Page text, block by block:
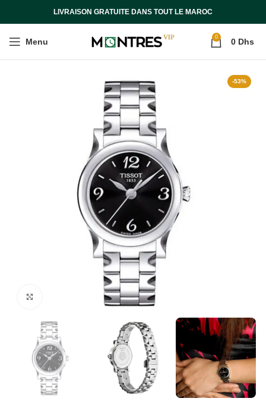
LIVRAISON GRATUITE DANS TOUT LE MAROC
Menu 0 0 Dhs
-53%